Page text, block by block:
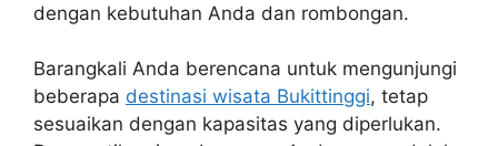
dengan kebutuhan Anda dan rombongan.
Barangkali Anda berencana untuk mengunjungi
beberapa destinasi wisata Bukittinggi, tetap
sesuaikan dengan kapasitas yang diperlukan.